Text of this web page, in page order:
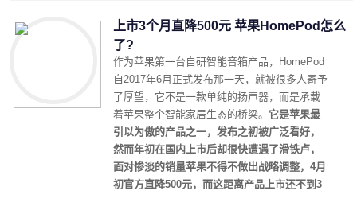
上市3个月直降500元 苹果HomePod怎么
了?
作为苹果第一台自研智能音箱产品，HomePod
自2017年6月正式发布那一天，就被很多人寄予
了厚望，它不是一款单纯的扬声器，而是承载
着苹果整个智能家居生态的桥梁。 它是苹果最
引以为傲的产品之一，发布之初被广泛看好，
然而年初在国内上市后却很快遭遇了滑铁卢，
面对惨淡的销量苹果不得不做出战略调整，4月
初官方直降500元，而这距离产品上市还不到3